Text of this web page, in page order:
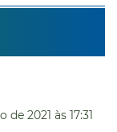
de 2021 às 17:31